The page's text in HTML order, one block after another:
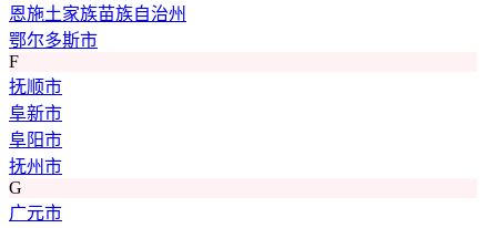
恩施土家族苗族自治州
鄂尔多斯市
F
抚顺市
阜新市
阜阳市
抚州市
G
广元市